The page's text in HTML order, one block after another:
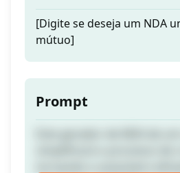
[Digite se deseja um NDA
mútuo]
Prompt